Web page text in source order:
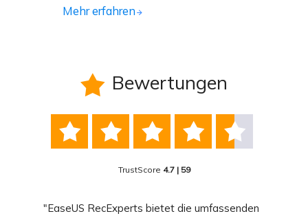
Mehr erfahren
 Bewertungen
    
TrustScore 4.7 | 59
"EaseUS RecExperts bietet die umfassenden